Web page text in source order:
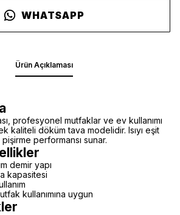
WHATSAPP
Ürün Açıklaması
profesyonel mutfaklar ve ev kullanımı
kaliteli döküm tava modelidir. Isıyı eşit
performansı sunar.
demir yapı
kapasitesi
kullanımına uygun